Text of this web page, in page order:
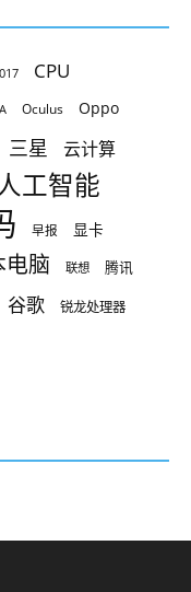
CPU
Oculus Oppo
三星 云计算
工智能
早报 显卡
电脑 联想 腾讯
谷歌 锐龙处理器